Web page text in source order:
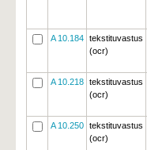
A 10.184 tekstituvastus
(ocr)
A 10.218 tekstituvastus
(ocr)
A 10.250 tekstituvastus
(ocr)